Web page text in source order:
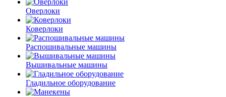
Оверлоки
Коверлоки
Распошивальные машины
Вышивальные машины
Гладильное оборудование